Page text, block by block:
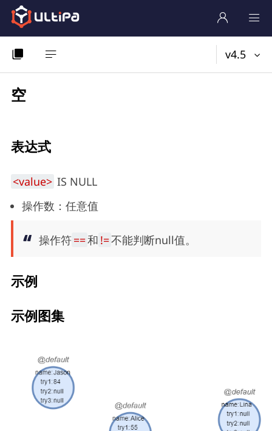
v4.5
空
表达式
<value> IS NULL
操作数：任意值
操作符==和 !=不能判断null值。
示例
示例图集